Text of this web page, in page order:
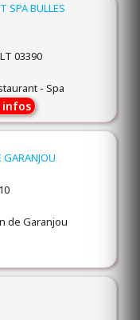
SPA BULLES
03390
- Spa
infos
de Garanjou